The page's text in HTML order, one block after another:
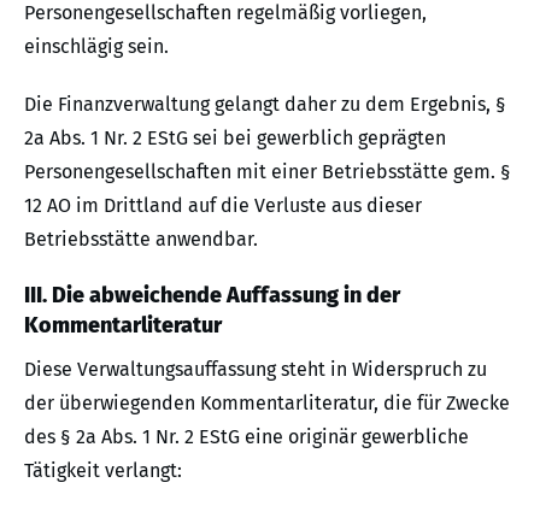
Personengesellschaften regelmäßig vorliegen,
einschlägig sein.
Die Finanzverwaltung gelangt daher zu dem Ergebnis, §
2a Abs. 1 Nr. 2 EStG sei bei gewerblich geprägten
Personengesellschaften mit einer Betriebsstätte gem. §
12 AO im Drittland auf die Verluste aus dieser
Betriebsstätte anwendbar.
III. Die abweichende Auffassung in der
Kommentarliteratur
Diese Verwaltungsauffassung steht in Widerspruch zu
der überwiegenden Kommentarliteratur, die für Zwecke
des § 2a Abs. 1 Nr. 2 EStG eine originär gewerbliche
Tätigkeit verlangt: